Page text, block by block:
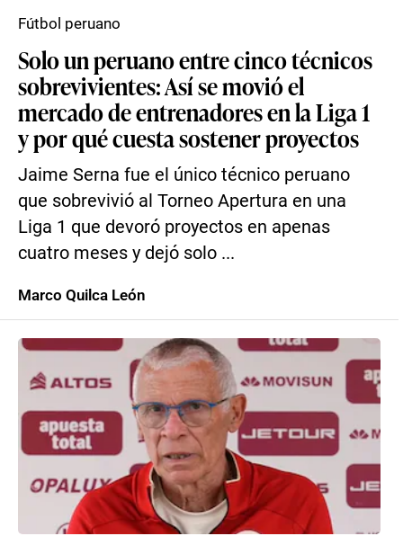
Solo un peruano entre cinco técnicos
sobrevivientes: Así se movió el
mercado de entrenadores en la Liga 1
y por qué cuesta sostener proyectos
Jaime Serna fue el único técnico peruano
que sobrevivió al Torneo Apertura en una
Liga 1 que devoró proyectos en apenas
cuatro meses y dejó solo ...
Fútbol peruano
Marco Quilca León